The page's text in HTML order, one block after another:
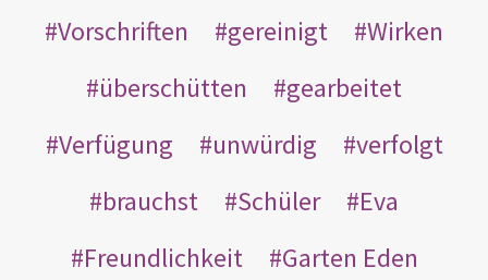
Vorschriften
gereinigt
Wirken
überschütten
gearbeitet
Verfügung
unwürdig
verfolgt
brauchst
Schüler
Eva
Freundlichkeit
Garten Eden